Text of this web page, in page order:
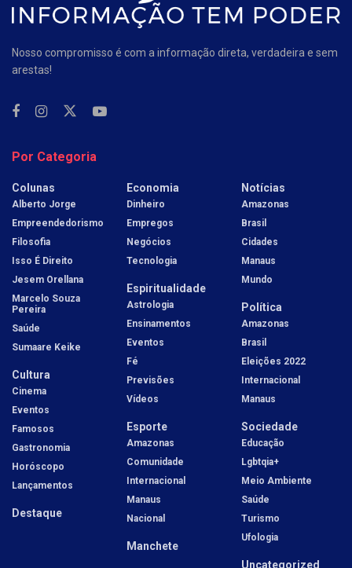
Nosso compromisso é com a informação direta, verdadeira e sem
arestas!
Por Categoria
Colunas
Alberto Jorge
Empreendedorismo
Filosofia
Isso É Direito
Jesem Orellana
Marcelo Souza
Pereira
Saúde
Sumaare Keike
Cultura
Cinema
Eventos
Famosos
Gastronomia
Horóscopo
Lançamentos
Destaque
Economia
Dinheiro
Empregos
Negócios
Tecnologia
Espiritualidade
Astrologia
Ensinamentos
Eventos
Fé
Previsões
Vídeos
Esporte
Amazonas
Comunidade
Internacional
Manaus
Nacional
Manchete
Notícias
Amazonas
Brasil
Cidades
Manaus
Mundo
Política
Amazonas
Brasil
Eleições 2022
Internacional
Manaus
Sociedade
Educação
Lgbtqia+
Meio Ambiente
Saúde
Turismo
Ufologia
Uncategorized